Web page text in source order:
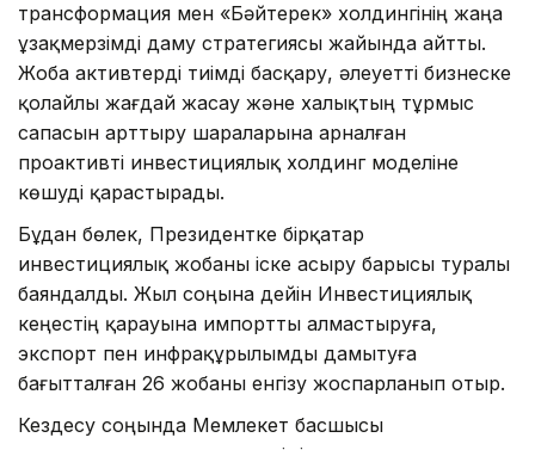
трансформация мен «Бәйтерек» холдингінің жаңа
ұзақмерзімді даму стратегиясы жайында айтты.
Жоба активтерді тиімді басқару, әлеуетті бизнеске
қолайлы жағдай жасау және халықтың тұрмыс
сапасын арттыру шараларына арналған
проактивті инвестициялық холдинг моделіне
көшуді қарастырады.
Бұдан бөлек, Президентке бірқатар
инвестициялық жобаны іске асыру барысы туралы
баяндалды. Жыл соңына дейін Инвестициялық
кеңестің қарауына импортты алмастыруға,
экспорт пен инфрақұрылымды дамытуға
бағытталған 26 жобаны енгізу жоспарланып отыр.
Кездесу соңында Мемлекет басшысы